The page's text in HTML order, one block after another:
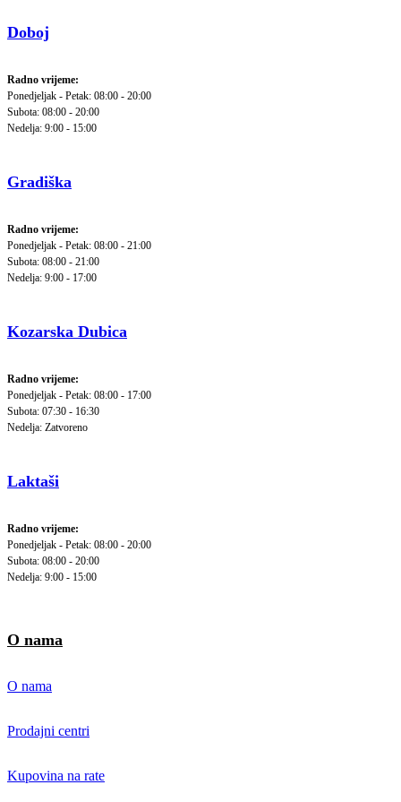
Doboj
Radno vrijeme:
Ponedjeljak - Petak: 08:00 - 20:00
Subota: 08:00 - 20:00
Nedelja: 9:00 - 15:00
Gradiška
Radno vrijeme:
Ponedjeljak - Petak: 08:00 - 21:00
Subota: 08:00 - 21:00
Nedelja: 9:00 - 17:00
Kozarska Dubica
Radno vrijeme:
Ponedjeljak - Petak: 08:00 - 17:00
Subota: 07:30 - 16:30
Nedelja: Zatvoreno
Laktaši
Radno vrijeme:
Ponedjeljak - Petak: 08:00 - 20:00
Subota: 08:00 - 20:00
Nedelja: 9:00 - 15:00
O nama
O nama
Prodajni centri
Kupovina na rate